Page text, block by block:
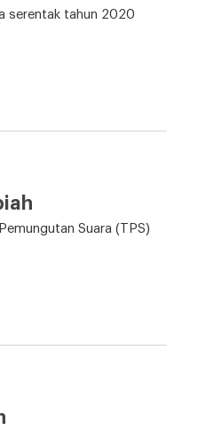
serentak tahun 2020
Suara (TPS)